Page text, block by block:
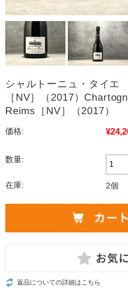
シャルトーニュ・タイエ
［NV］（2017）
Reims［NV］（2017）
価格:
数量:
在庫: 2個
返品についての詳細はこちら